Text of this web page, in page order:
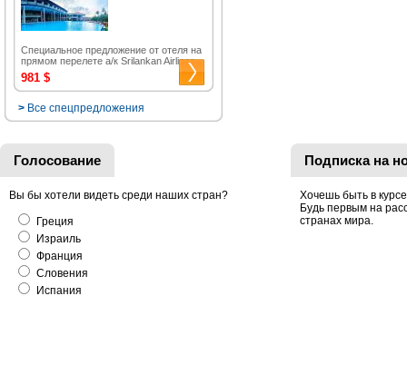
Специальное предложение от отеля на
прямом перелете а/к Srilankan Airlines.
981 $
> Все спецпредложения
Голосование
Вы бы хотели видеть среди наших стран?
Греция
Израиль
Франция
Словения
Испания
Подписка на
Хочешь быть в
Будь первым на
странах мира.